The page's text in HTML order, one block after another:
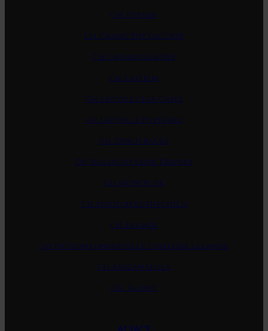
Ch. D'Issan
Ch. Grand Puy Lacoste
Ch. Gruaud Larose
Ch. Lafleur
Ch. Leoville Las-Cases
Ch. Leoville Poyferre
Ch. Lynch Bages
Ch. Malescot Saint Exupery
Ch. Montrose
Ch. Mouton Rothschild
Ch. Palmer
Ch. Pichon Longueville Comtesse Lalande
Ch. Rauzan Segla
Ch. Talbot